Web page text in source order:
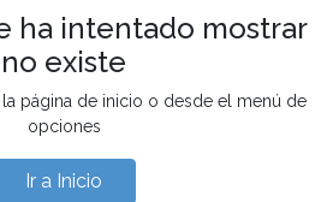
ha intentado mostrar
no existe
página de inicio o desde el menú de
opciones
Ir a Inicio